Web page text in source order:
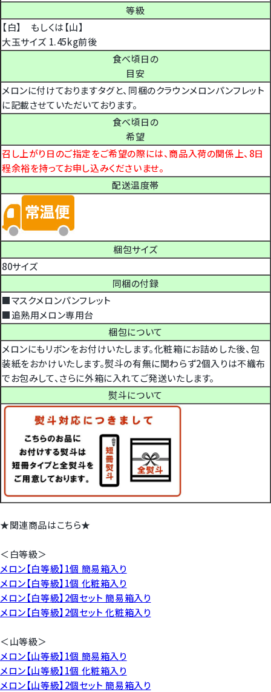
等級
【白】 もしくは【山】
大玉サイズ 1.45kg前後
食べ頃日の
目安
メロンに付けておりますタグと、同梱のクラウンメロンパンフレット
に記載させていただいております。
食べ頃日の
希望
召し上がり日のご指定をご希望の際には、商品入荷の関係上、8日
程余裕を持ってお申し込みくださいませ。
配送温度帯
梱包サイズ
80サイズ
同梱の付録
■マスクメロンパンフレット
■追熟用メロン専用台
梱包について
メロンにもリボンをお付けいたします。化粧箱にお詰めした後、包
装紙をおかけいたします。熨斗の有無に関わらず2個入りは不織布
でお包みして、さらに外箱に入れてご発送いたします。
熨斗について
★関連商品はこちら★
＜白等級＞
メロン【白等級】1個 簡易箱入り
メロン【白等級】1個 化粧箱入り
メロン【白等級】2個セット 簡易箱入り
メロン【白等級】2個セット 化粧箱入り
＜山等級＞
メロン【山等級】1個 簡易箱入り
メロン【山等級】1個 化粧箱入り
メロン【山等級】2個セット 簡易箱入り